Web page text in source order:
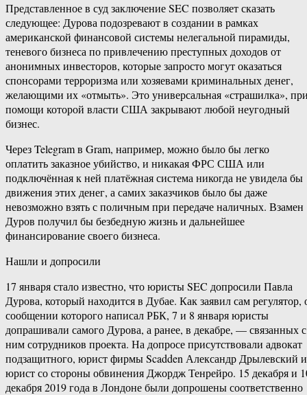
Представленное в суд заключение SEC позволяет сказать
следующее: Дурова подозревают в создании в рамках
американской финансовой системы нелегальной пирамиды,
теневого бизнеса по привлечению преступных доходов от
анонимных инвесторов, которые запросто могут оказаться
спонсорами терроризма или хозяевами криминальных денег,
желающими их «отмыть». Это универсальная «страшилка»,
помощи которой власти США закрывают любой неугодный
бизнес.
Через Telegram в Gram, например, можно было бы легко
оплатить заказное убийство, и никакая ФРС США или
подключённая к ней платёжная система никогда не увидела бы
движения этих денег, а самих заказчиков было бы даже
невозможно взять с поличным при передаче наличных. Взамен
Дуров получил бы безбедную жизнь и дальнейшее
финансирование своего бизнеса.
Нашли и допросили
17 января стало известно, что юристы SEC допросили Павла
Дурова, который находится в Дубае. Как заявил сам регулятор,
сообщении которого написал РБК, 7 и 8 января юристы
допрашивали самого Дурова, а ранее, в декабре, — связанных с
ним сотрудников проекта. На допросе присутствовали адвокат
подзащитного, юрист фирмы Scadden Александр Дрылевский и
юрист со стороны обвинения Джордж Тенрейро. 15 декабря и
декабря 2019 года в Лондоне были допрошены соответственно